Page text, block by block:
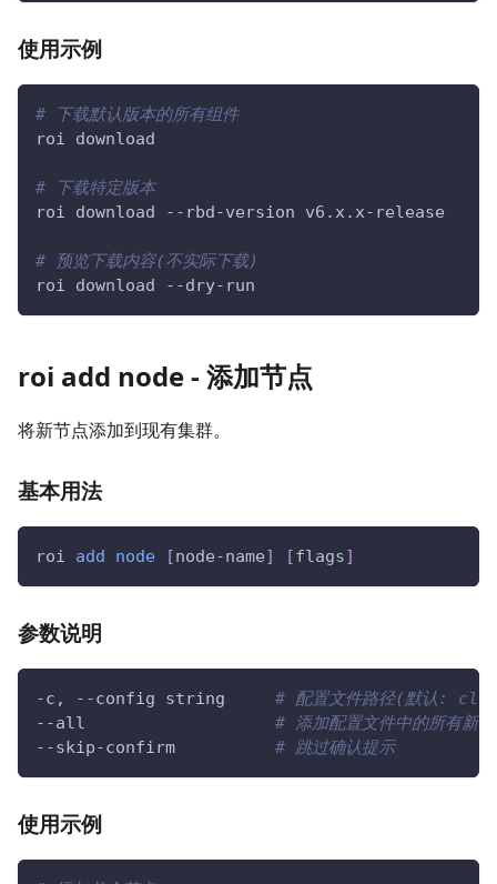
使用示例
# 下载默认版本的所有组件
roi download
# 下载特定版本
roi download --rbd-version v6.x.x-release
# 预览下载内容(不实际下载)
roi download --dry-run
roi add node - 添加节点
将新节点添加到现有集群。
基本用法
roi add node [node-name] [flags]
参数说明
-c, --config string # 配置文件路径(默认:
--all
# 添加配置文件中的所有新
--skip-confirm # 跳过确认提示
使用示例